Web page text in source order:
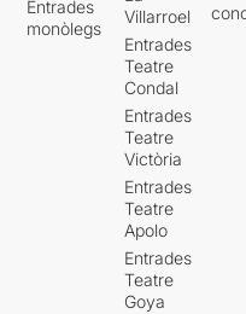
Entrades
monòlegs
Villarroel
Entrades
Teatre
Condal
Entrades
Teatre
Victòria
Entrades
Teatre
Apolo
Entrades
Teatre
Goya